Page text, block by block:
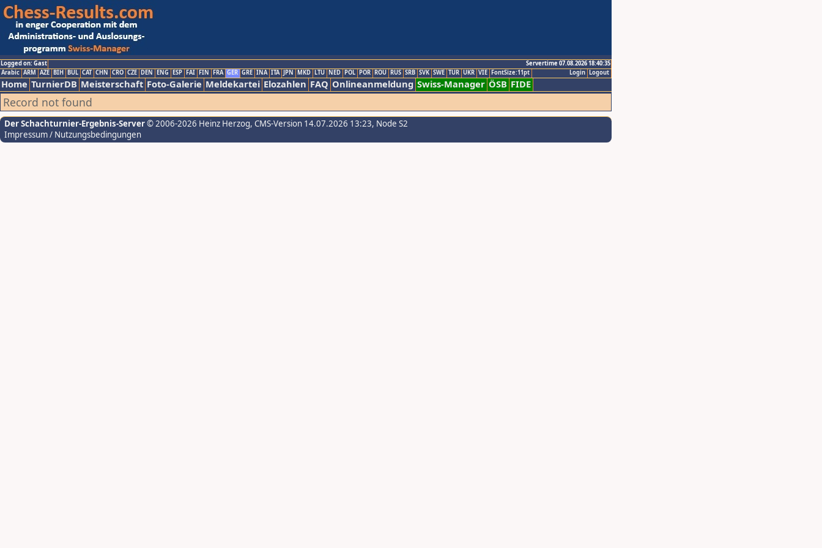
Logged on: Gast
Servertime 07.08.2026 18:40:35
Logout
Login
Arabic ARM AZE BIH BUL CAT CHN CRO CZE DEN ENG ESP FAI FIN FRA GER GRE INA ITA JPN MKD LTU NED POL POR ROU RUS SRB SVK SWE TUR UKR VIE FontSize:11pt
Home TurnierDB Meisterschaft Foto-Galerie Meldekartei Elozahlen FAQ Onlineanmeldung Swiss-Manager ÖSB FIDE
Record not found
Der Schachturnier-Ergebnis-Server© 2006-2026 Heinz Herzog, CMS-Version 14.07.2026 13:23, Node S2
Impressum / Nutzungsbedingungen